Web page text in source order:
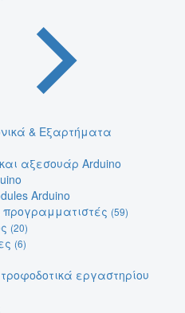
& Εξαρτήματα
αξεσουάρ Arduino
Arduino
προγραμματιστές (59)
(20)
(6)
εργαστηρίου